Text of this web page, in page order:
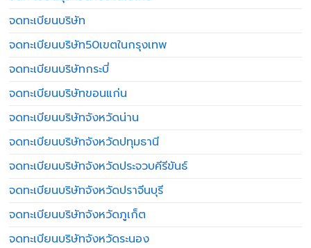
จดทะเบียนบริษัท
จดทะเบียนบริษัท50เขตในกรุงเทพ
จดทะเบียนบริษัทกระบี่
จดทะเบียนบริษัทขอนแก่น
จดทะเบียนบริษัทจังหวัดน่าน
จดทะเบียนบริษัทจังหวัดปทุมธานี
จดทะเบียนบริษัทจังหวัดประจวบคีรีขันธ์
จดทะเบียนบริษัทจังหวัดปราจีนบุรี
จดทะเบียนบริษัทจังหวัดภูเก็ต
จดทะเบียนบริษัทจังหวัดระนอง